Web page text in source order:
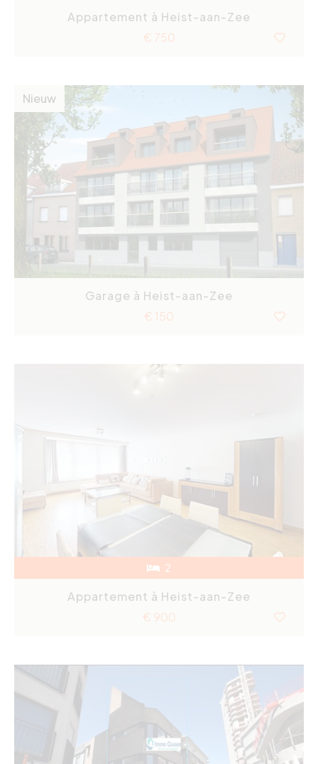
Appartement à Heist-aan-Zee
€ 750
Nieuw
Garage à Heist-aan-Zee
€ 150
2
Appartement à Heist-aan-Zee
€ 900